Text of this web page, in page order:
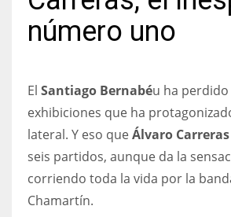
ATL
24
IND
34
MIN
6
número uno
El Santiago Bernabéu ha
exhibiciones que ha
lateral. Y eso queÁlvaro Carreras
seis partidos, aunque da la
corriendo toda la vida por la
Chamartín.